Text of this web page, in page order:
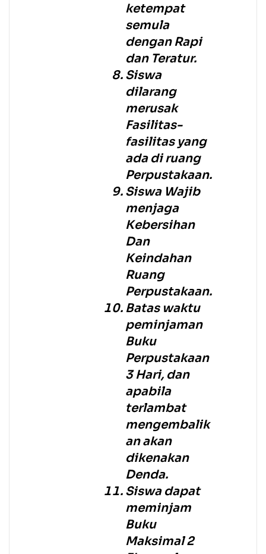
ketempat
semula
dengan Rapi
dan Teratur.
Siswa
dilarang
merusak
Fasilitas-
fasilitas yang
ada di ruang
Perpustakaan.
Siswa Wajib
menjaga
Kebersihan
Dan
Keindahan
Ruang
Perpustakaan.
Batas waktu
peminjaman
Buku
Perpustakaan
3 Hari, dan
apabila
terlambat
mengembalik
an akan
dikenakan
Denda.
Siswa dapat
meminjam
Buku
Maksimal 2